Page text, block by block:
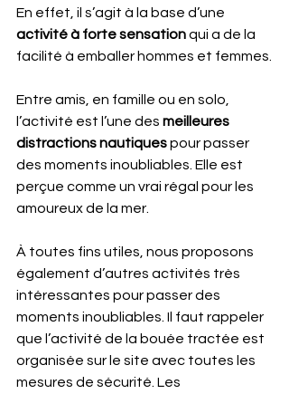
En effet, il s’agit à la base d’une
activité à forte sensation qui a de la
facilité à emballer hommes et femmes.
Entre amis, en famille ou en solo,
l’activité est l’une des meilleures
distractions nautiques pour passer
des moments inoubliables. Elle est
perçue comme un vrai régal pour les
amoureux de la mer.
À toutes fins utiles, nous proposons
également d’autres activités très
intéressantes pour passer des
moments inoubliables. Il faut rappeler
que l’activité de la bouée tractée est
organisée sur le site avec toutes les
mesures de sécurité. Les